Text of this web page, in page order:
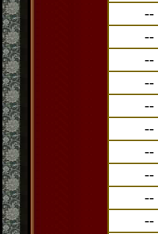
--
--
--
--
--
--
--
--
--
--